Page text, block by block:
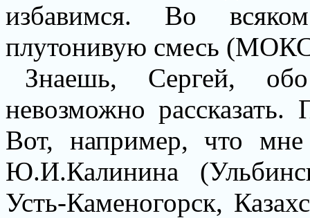
избавимся. Во
плутонивую смесь
Знаешь, Сергей,
невозможно рассказать.
Вот, например, что мне
Ю.И.Калинина
Усть-Каменогорск,